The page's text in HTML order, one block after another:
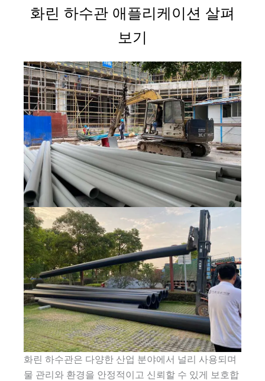
화린 하수관 애플리케이션 살펴
보기
화린 하수관은 다양한 산업 분야에서 널리 사용되며
물 관리와 환경을 안정적이고 신뢰할 수 있게 보호합